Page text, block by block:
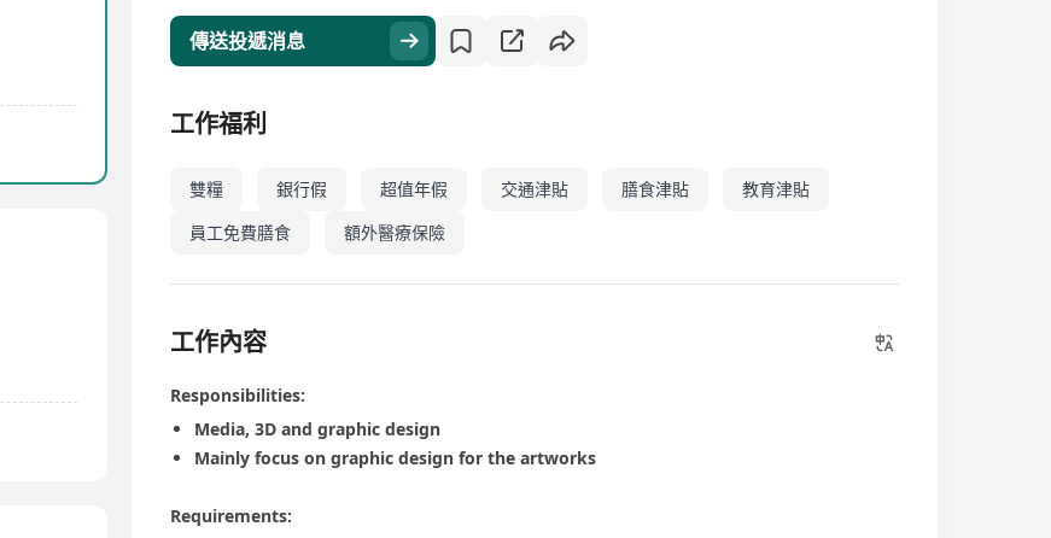
傳送投遞消息
工作福利
雙糧 銀行假 超值年假 交通津貼 膳食津貼
教育津貼
員工免費膳食
額外醫療保險
工作內容
Responsibilities:
Media, 3D and graphic design
Mainly focus on graphic design for the artworks
Requirements: